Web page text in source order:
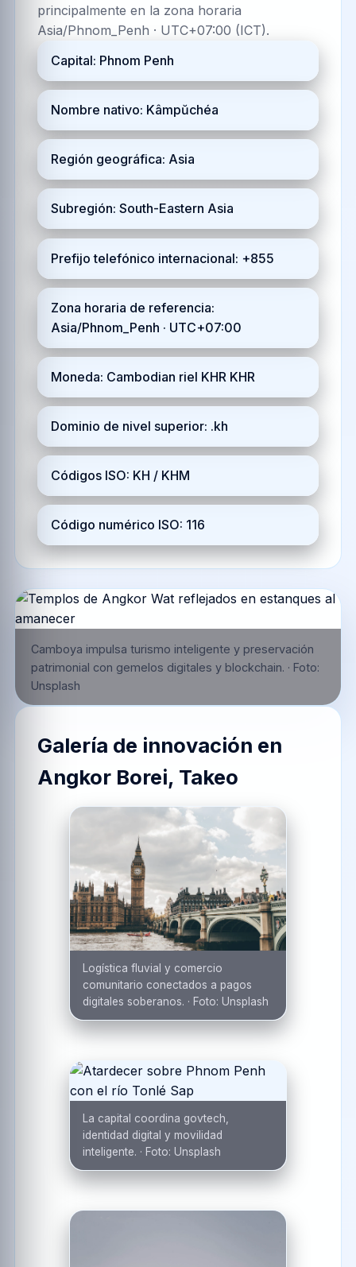
principalmente en la zona horaria
Asia/Phnom_Penh · UTC+07:00 (ICT).
Capital: Phnom Penh
Nombre nativo: Kâmpŭchéa
Región geográfica: Asia
Subregión: South-Eastern Asia
Prefijo telefónico internacional: +855
Zona horaria de referencia:
Asia/Phnom_Penh · UTC+07:00
Moneda: Cambodian riel KHR KHR
Dominio de nivel superior: .kh
Códigos ISO: KH / KHM
Código numérico ISO: 116
Camboya impulsa turismo inteligente y preservación
patrimonial con gemelos digitales y blockchain. · Foto:
Unsplash
Galería de innovación en
Angkor Borei, Takeo
Logística fluvial y comercio
comunitario conectados a pagos
digitales soberanos. · Foto: Unsplash
La capital coordina govtech,
identidad digital y movilidad
inteligente. · Foto: Unsplash